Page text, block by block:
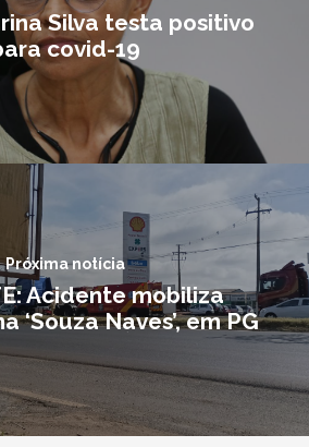
Silva testa positivo
covid-19
Próxima notícia
Acidente mobiliza
‘Souza Naves’, em PG